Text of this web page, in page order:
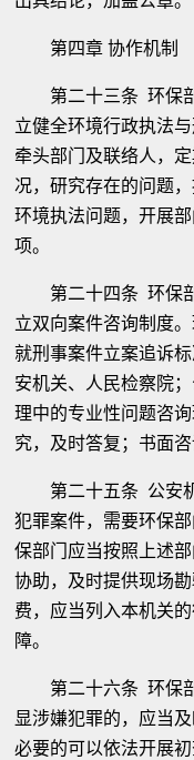
第四章 协作机制
第二十三条 环保部
立健全环境行政执法
牵头部门及联络人，
况，研究存在的问题
环境执法问题，开展
项。
第二十四条 环保部
立双向案件咨询制度
就刑事案件立案追诉
安机关、人民检察院
理中的专业性问题咨
究，及时答复；书面
第二十五条 公安机
犯罪案件，需要环保
保部门应当按照上述
协助，及时提供现场
费，应当列入本机关
障。
第二十六条 环保部
显涉嫌犯罪的，应当
必要的可以依法开展